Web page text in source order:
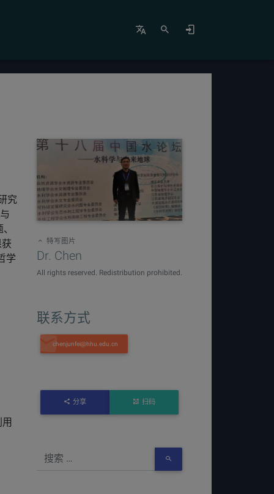
究
学
特写图片
Dr. Chen
All rights reserved. Redistribution prohibited.
联系方式
分享 扫码